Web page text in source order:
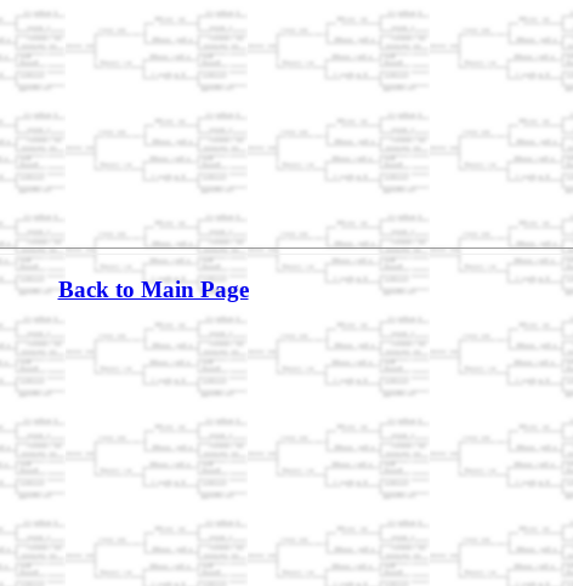
Back to Main Page